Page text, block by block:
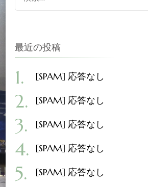
索
象:
最近の投稿
[SPAM] 応答なし
[SPAM] 応答なし
[SPAM] 応答なし
[SPAM] 応答なし
[SPAM] 応答なし